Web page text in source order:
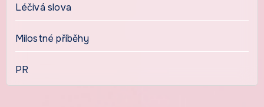
Léčivá slova
Milostné příběhy
PR